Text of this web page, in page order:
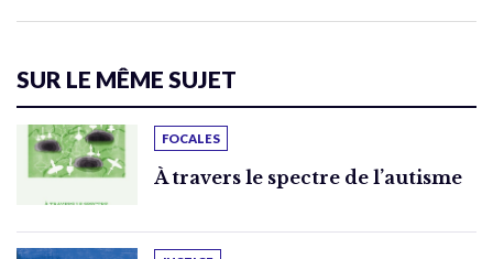
SUR LE MÊME SUJET
FOCALES
À travers le spectre de l’autisme